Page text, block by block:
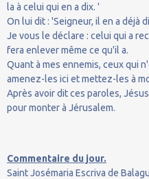
la à celui qui en a dix. '
On lui dit : 'Seigneur, il en a déjà
Je vous le déclare : celui qui a
fera enlever même ce qu'il a.
Quant à mes ennemis, ceux qui
amenez-les ici et mettez-les à
Après avoir dit ces paroles,
pour monter à Jérusalem.
Commentaire du jour.
Saint Josémaria Escriva de